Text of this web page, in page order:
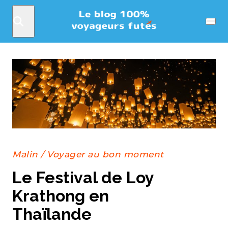
Menu
Malin / Voyager au bon moment
Le Festival de Loy
Krathong en
Thaïlande